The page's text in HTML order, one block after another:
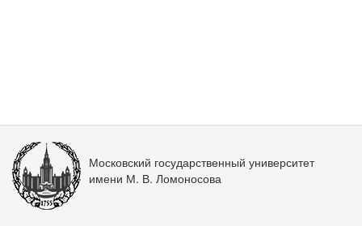
Московский государственный университет
имени М. В. Ломоносова